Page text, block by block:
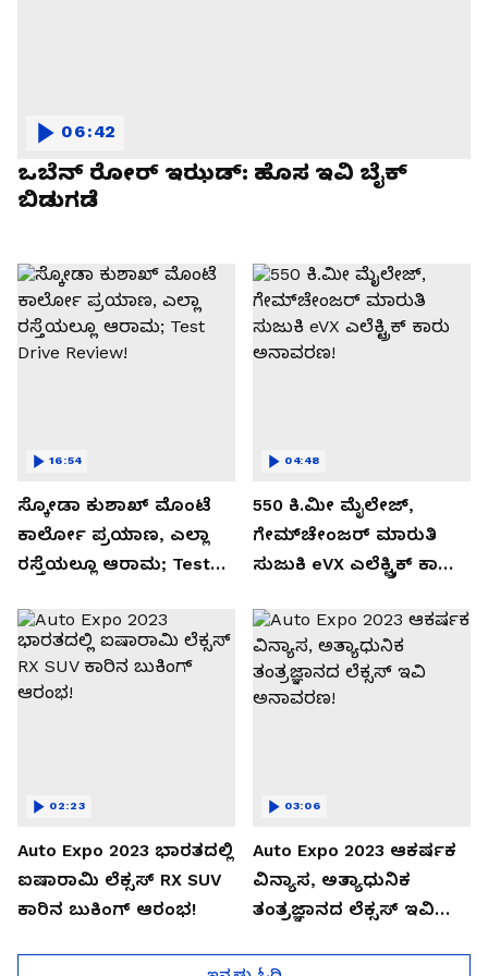
ಒಬೆನ್ ರೋರ್ ಇಝಡ್: ಹೊಸ ಇವಿ ಬೈಕ್
ಬಿಡುಗಡೆ
06:42
ಸ್ಕೋಡಾ ಕುಶಾಖ್ ಮೊಂಟೆ
ಕಾರ್ಲೋ ಪ್ರಯಾಣ, ಎಲ್ಲಾ
ರಸ್ತೆಯಲ್ಲೂ ಆರಾಮ; Test
16:54
550 ಕಿ.ಮೀ ಮೈಲೇಜ್,
ಗೇಮ್‌ಚೇಂಜರ್ ಮಾರುತಿ
ಸುಜುಕಿ eVX ಎಲೆಕ್ಟ್ರಿಕ್ ಕಾರು
04:48
Auto Expo 2023 ಭಾರತದಲ್ಲಿ
ಐಷಾರಾಮಿ ಲೆಕ್ಸಸ್ RX SUV
ಕಾರಿನ ಬುಕಿಂಗ್ ಆರಂಭ!
02:23
Auto Expo 2023 ಆಕರ್ಷಕ
ವಿನ್ಯಾಸ, ಅತ್ಯಾಧುನಿಕ
ತಂತ್ರಜ್ಞಾನದ ಲೆಕ್ಸಸ್ ಇವಿ
03:06